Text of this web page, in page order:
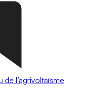
l’agrivoltaïsme